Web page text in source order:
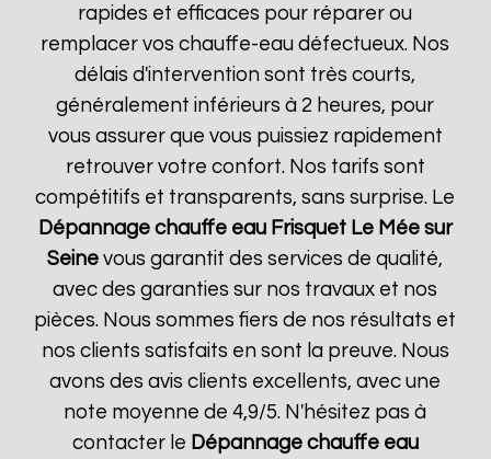
rapides et efficaces pour réparer ou
remplacer vos chauffe-eau défectueux. Nos
délais d'intervention sont très courts,
généralement inférieurs à 2 heures, pour
vous assurer que vous puissiez rapidement
retrouver votre confort. Nos tarifs sont
compétitifs et transparents, sans surprise. Le
Dépannage chauffe eau Frisquet Le Mée sur
Seine vous garantit des services de qualité,
avec des garanties sur nos travaux et nos
pièces. Nous sommes fiers de nos résultats et
nos clients satisfaits en sont la preuve. Nous
avons des avis clients excellents, avec une
note moyenne de 4,9/5. N'hésitez pas à
contacter le Dépannage chauffe eau